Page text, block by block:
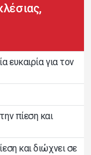
ευκαιρία για τον
πίεση και
και διώχνει σε